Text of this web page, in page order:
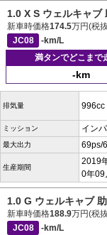
1.0 X S ウェルキャブ
新車時価格174.5万円(税
JC08
-km/L
満タンでどこまで
-km
排気量 996cc
ミッション イン
最大出力 69ps/
生産期間
2019
0年09
1.0 G ウェルキャブ
新車時価格188.9万円(税
JC08
-km/L